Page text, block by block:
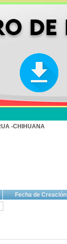
-CHIHUANA
Fecha de Creación